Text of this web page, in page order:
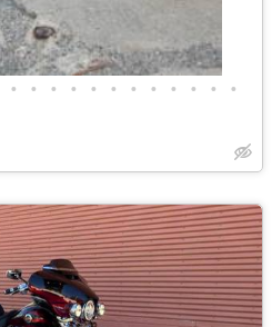
• • • • • • • • • • • •